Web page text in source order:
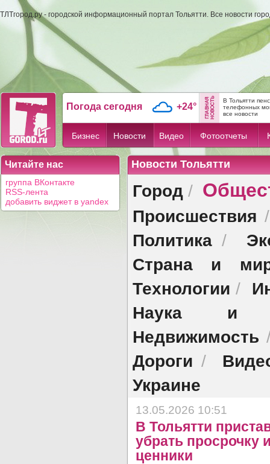
ТЛТгород.ру - городской информационный портал Тольятти. Все новости
Погода сегодня +24°
В Тольятти
телефонных
все новости
Бизнес Новости Видео Фотоотчеты
Читайте нас
группа ВКонтакте
RSS-лента
добавить виджет в yandex
Новости Тольятти
Город /
Происшествия
Политика /
Страна и
Технологии /
Наука и
Недвижимость
Дороги /
Украине
13.05.2026 10:51
В Тольятти
убрать просрочку
ценники